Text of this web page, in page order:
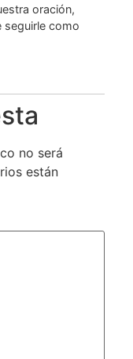
oración,
seguirle como
no será
están